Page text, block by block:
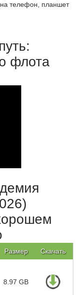
телефон, планшет
флота
Размер Скачать
8.97 GB